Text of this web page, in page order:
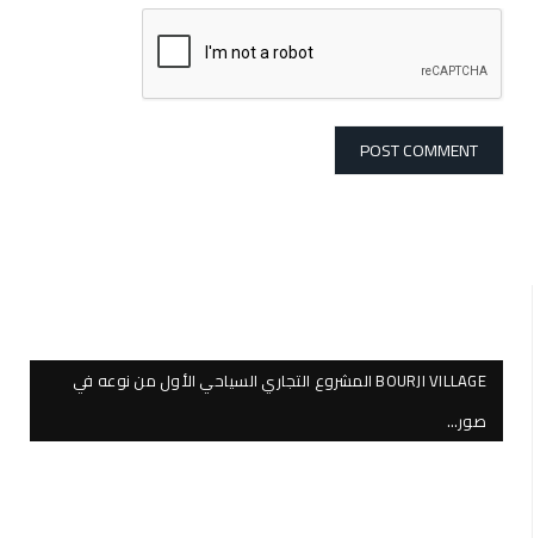
BOURJI VILLAGE المشروع التجاري السياحي الأول من نوعه في
صور…